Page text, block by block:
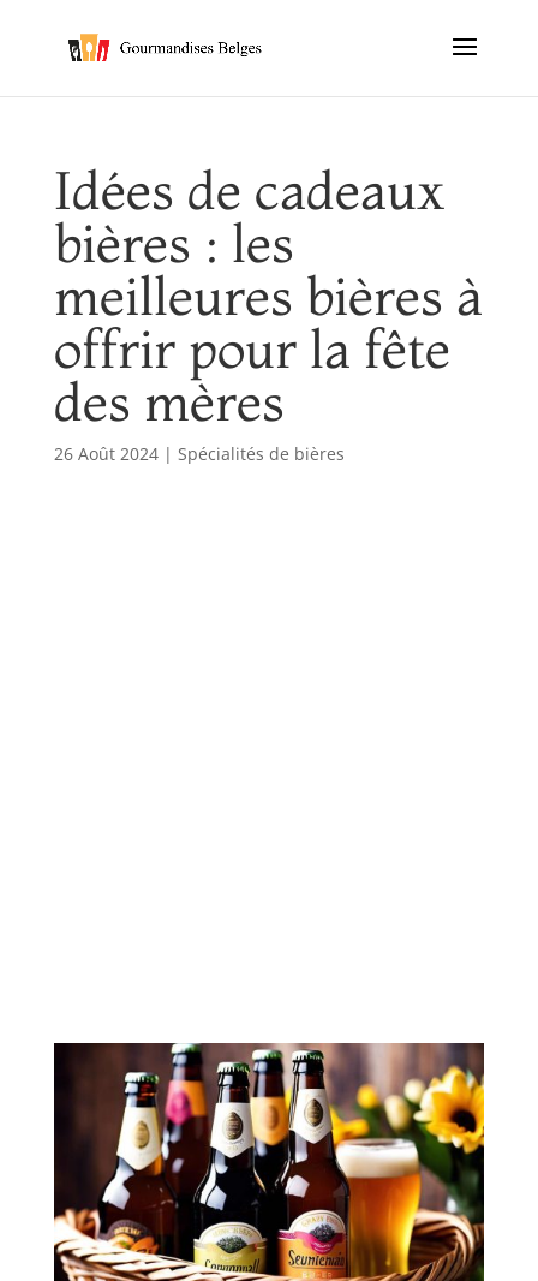
Idées de cadeaux
bières : les
meilleures bières à
offrir pour la fête
des mères
26 Août 2024| Spécialités de bières